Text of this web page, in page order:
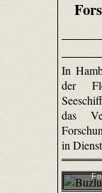
In
der
das
in